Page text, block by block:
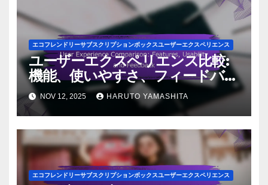
エコフレンドリーサブスクリプションボックスユーザーエクスペリエンス
ユーザーエクスペリエンス比較:
機能、使いやすさ、フィードバッ
クNOV 12, 2025 HARUTO YAMASHITA
エコフレンドリーサブスクリプションボックスユーザーエクスペリエンス